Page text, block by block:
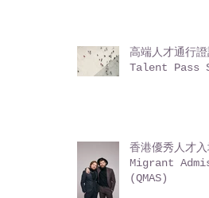
高端人才通行
Talent Pass
香港優秀人才
Migrant
(QMAS)